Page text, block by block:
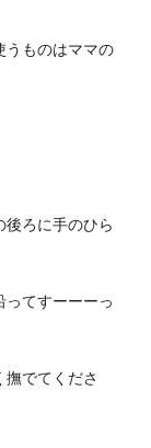
うものはママの
後ろに手のひら
ってすーーーっ
でてくださ